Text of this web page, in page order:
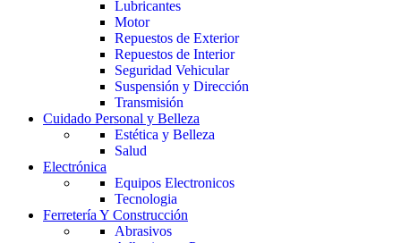
Lubricantes
Motor
Repuestos de Exterior
Repuestos de Interior
Seguridad Vehicular
Suspensión y Dirección
Transmisión
Cuidado Personal y Belleza
Estética y Belleza
Salud
Electrónica
Equipos Electronicos
Tecnologia
Ferretería Y Construcción
Abrasivos